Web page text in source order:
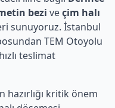
bezi veçim halı
sunuyoruz. İstanbul
TEM Otoyolu
teslimat
hazırlığı kritik önem